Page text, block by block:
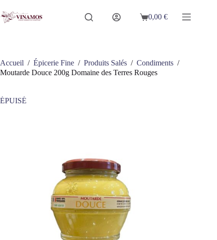
au
contenu
Panier
0,00€
Accueil / Épicerie Fine / Produits Salés / Condiments /
Moutarde Douce 200g Domaine des Terres Rouges
ÉPUISÉ